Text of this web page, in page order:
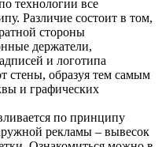
технологии все
Различие состоит в том,
стороны
держатели,
и логотипа
стены, образуя тем самым
и графических
по принципу
рекламы – вывесок